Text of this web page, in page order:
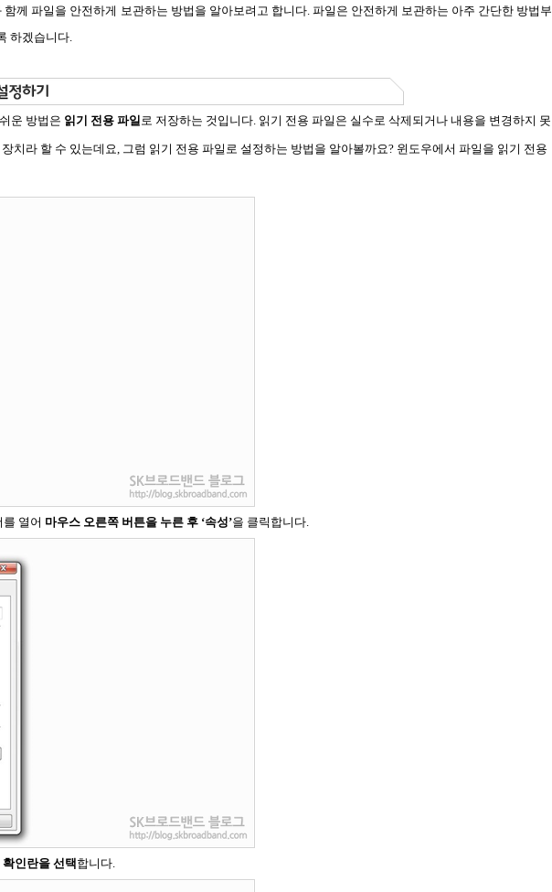
께 파일을 안전하게 보관하는 방법을 알아보려고 합니다. 파일은 안전하게 보관하는 아주 간단한 방법부
하겠습니다.
운 방법은 읽기 전용 파일로 저장하는 것입니다. 읽기 전용 파일은 실수로 삭제되거나 내용을 변경하지 못
치라 할 수 있는데요, 그럼 읽기 전용 파일로 설정하는 방법을 알아볼까요? 윈도우에서 파일을 읽기 전용
열어 마우스 오른쪽 버튼을 누른 후 ‘속성’을 클릭합니다.
확인란을 선택합니다.